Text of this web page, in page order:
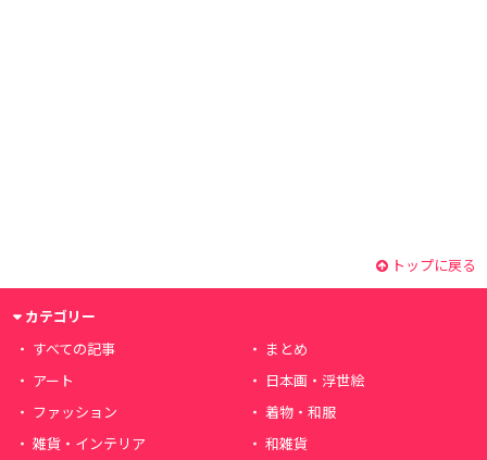
トップに戻る
カテゴリー
すべての記事
まとめ
アート
日本画・浮世絵
ファッション
着物・和服
雑貨・インテリア
和雑貨